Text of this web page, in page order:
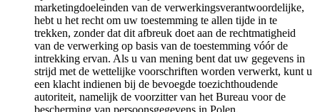
marketingdoeleinden van de verwerkingsverantwoordelijke,
hebt u het recht om uw toestemming te allen tijde in te
trekken, zonder dat dit afbreuk doet aan de rechtmatigheid
van de verwerking op basis van de toestemming vóór de
intrekking ervan. Als u van mening bent dat uw gegevens in
strijd met de wettelijke voorschriften worden verwerkt, kunt u
een klacht indienen bij de bevoegde toezichthoudende
autoriteit, namelijk de voorzitter van het Bureau voor de
bescherming van persoonsgegevens in Polen.